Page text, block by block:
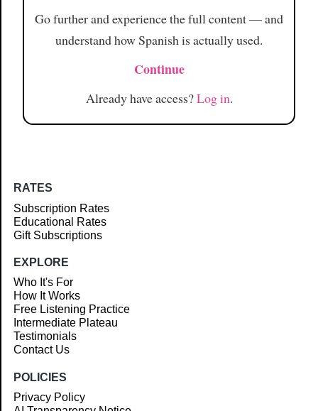
Go further and experience the full content — and
understand how Spanish is actually used.
Continue
Already have access?Log in.
RATES
Subscription Rates
Educational Rates
Gift Subscriptions
EXPLORE
Who It's For
How It Works
Free Listening Practice
Intermediate Plateau
Testimonials
Contact Us
POLICIES
Privacy Policy